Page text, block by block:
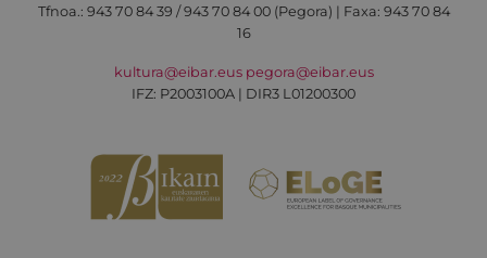
Tfnoa.: 943 70 84 39 / 943 70 84 00 (Pegora) | Faxa: 943 70 84
16
kultura@eibar.eus pegora@eibar.eus
IFZ: P2003100A | DIR3 L01200300